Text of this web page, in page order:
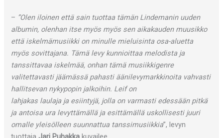
– ”Olen iloinen että sain tuottaa tämän Lindemanin uuden
albumin, olenhan itse myös myös sen aikakauden muusikko
että iskelmämusiikki on minulle mieluisinta osa-aluetta
myös sovittajana. Tämä levy kunnioittaa melodista ja
tanssittavaa iskelmää, onhan tämä musiikkigenre
valitettavasti jäämässä pahasti äänilevymarkkinoita vahvasti
hallitsevan nykypopin jalkoihin. Leif on
lahjakas laulaja ja esiintyjä, jolla on varmasti edessään pitkä
ja antoisa ura levyttämällä ja esittämällä uskollisesti juuri
omalle yleisölleen suunnattua tanssimusiikkia”, levyn